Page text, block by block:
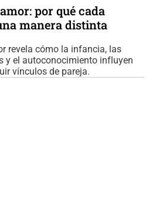
por qué cada
manera distinta
revela cómo la infancia, las
y el autoconocimiento influyen
vínculos de pareja.